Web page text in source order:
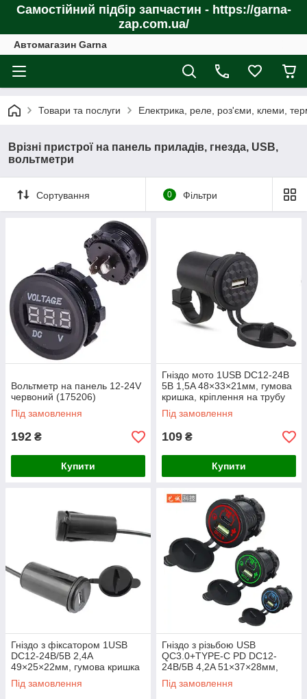
Самостійний підбір запчастин - https://garna-
zap.com.ua/
Автомагазин Garna
Товари та послуги Електрика, реле, роз'єми, клеми,
Врізні пристрої на панель приладів, гнезда, USB,
вольтметри
Сортування 0 Фільтри
Вольтметр на панель 12-24V
червоний (175206)
Під замовлення
192 ₴
Купити
Гніздо мото 1USB DC12-24В
5В 1,5A 48×33×21мм, гумова
кришка, кріплення на трубу
D22
Під замовлення
109 ₴
Купити
Гніздо з фіксатором 1USB
DC12-24В/5В 2,4A
49×25×22мм, гумова кришка
Під замовлення
Гніздо з різьбою USB
QC3.0+TYPE-C PD DC12-
24В/5В 4,2A 51×37×28мм,
гумова кришка, зелене
підсвічування
Під замовлення